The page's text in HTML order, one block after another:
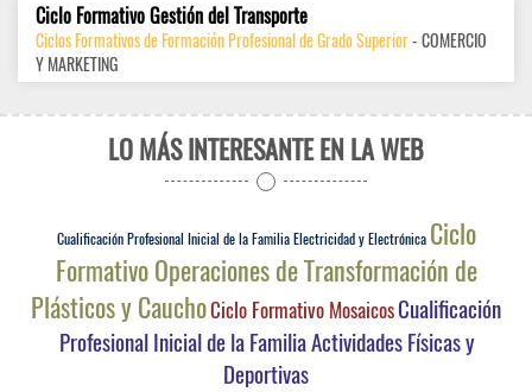
Ciclo Formativo Gestión del Transporte
Ciclos Formativos de Formación Profesional de Grado Superior- COMERCIO
Y MARKETING
LO MÁS INTERESANTE EN LA WEB
Cualificación Profesional Inicial de la Familia Electricidad y Electrónica Ciclo
Formativo Operaciones de Transformación de
Plásticos y CauchoCiclo Formativo MosaicosCualificación
Profesional Inicial de la Familia Actividades Físicas y
Deportivas